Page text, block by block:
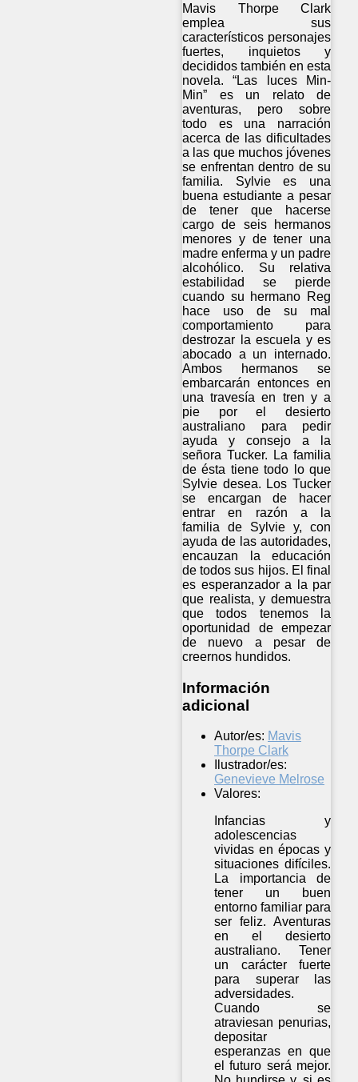
Mavis Thorpe Clark
emplea sus
característicos personajes
fuertes, inquietos y
decididos también en esta
novela. “Las luces Min-
Min” es un relato de
aventuras, pero sobre
todo es una narración
acerca de las dificultades
a las que muchos jóvenes
se enfrentan dentro de su
familia. Sylvie es una
buena estudiante a pesar
de tener que hacerse
cargo de seis hermanos
menores y de tener una
madre enferma y un padre
alcohólico. Su relativa
estabilidad se pierde
cuando su hermano Reg
hace uso de su mal
comportamiento para
destrozar la escuela y es
abocado a un internado.
Ambos hermanos se
embarcarán entonces en
una travesía en tren y a
pie por el desierto
australiano para pedir
ayuda y consejo a la
señora Tucker. La familia
de ésta tiene todo lo que
Sylvie desea. Los Tucker
se encargan de hacer
entrar en razón a la
familia de Sylvie y, con
ayuda de las autoridades,
encauzan la educación
de todos sus hijos. El final
es esperanzador a la par
que realista, y demuestra
que todos tenemos la
oportunidad de empezar
de nuevo a pesar de
creernos hundidos.
Información
adicional
Autor/es: Mavis
Thorpe Clark
Ilustrador/es:
Genevieve Melrose
Valores:
Infancias y
adolescencias
vividas en épocas y
situaciones difíciles.
La importancia de
tener un buen
entorno familiar para
ser feliz. Aventuras
en el desierto
australiano. Tener
un carácter fuerte
para superar las
adversidades.
Cuando se
atraviesan penurias,
depositar
esperanzas en que
el futuro será mejor.